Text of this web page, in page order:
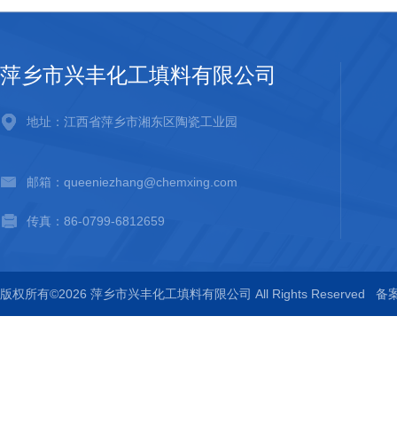
萍乡市兴丰化工填料有限公司
地址：江西省萍乡市湘东区陶瓷工业园
邮箱：queeniezhang@chemxing.com
传真：86-0799-6812659
版权所有©2026 萍乡市兴丰化工填料有限公司 All Rights Reserved 备